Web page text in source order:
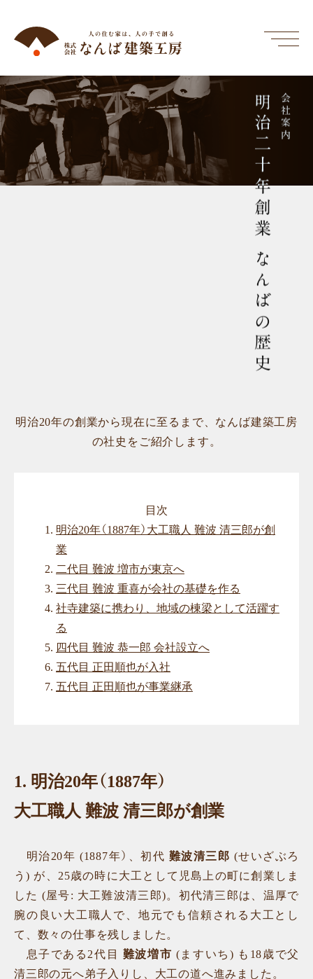
会社案内
明治二十年創業 なんばの歴史
明治20年の創業から現在に至るまで、なんば建築工房
の社史をご紹介します。
目次
明治20年（1887年）大工職人 難波 清三郎が創
業
二代目 難波 増市が東京へ
三代目 難波 重喜が会社の基礎を作る
社寺建築に携わり、地域の棟梁として活躍す
る
四代目 難波 恭一郎 会社設立へ
五代目 正田順也が入社
五代目 正田順也が事業継承
1. 明治20年（1887年）
大工職人 難波 清三郎が創業
明治20年 (1887年）、初代 難波清三郎 (せいざぶろ
う) が、25歳の時に大工として児島上の町に創業しま
した (屋号: 大工難波清三郎)。初代清三郎は、温厚で
腕の良い大工職人で、地元でも信頼される大工とし
て、数々の仕事を残しました。
息子である2代目 難波増市 (ますいち) も18歳で父
清三郎の元へ弟子入りし、大工の道へ進みました。